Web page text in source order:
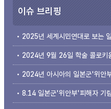
이슈 브리핑
2025년 세계시민연대로 보는 일본
2024년 9월 26일 학술 콜로키
2024년 아시아의 일본군'위안
8.14 일본군'위안부'피해자 기